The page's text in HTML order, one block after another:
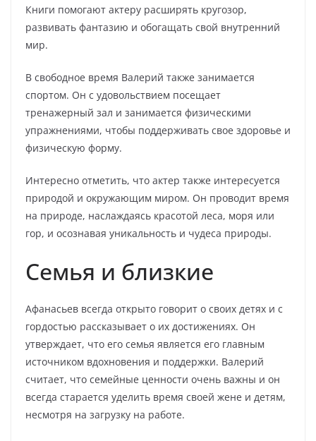
Книги помогают актеру расширять кругозор,
развивать фантазию и обогащать свой внутренний
мир.
В свободное время Валерий также занимается
спортом. Он с удовольствием посещает
тренажерный зал и занимается физическими
упражнениями, чтобы поддерживать свое здоровье и
физическую форму.
Интересно отметить, что актер также интересуется
природой и окружающим миром. Он проводит время
на природе, наслаждаясь красотой леса, моря или
гор, и осознавая уникальность и чудеса природы.
Семья и близкие
Афанасьев всегда открыто говорит о своих детях и с
гордостью рассказывает о их достижениях. Он
утверждает, что его семья является его главным
источником вдохновения и поддержки. Валерий
считает, что семейные ценности очень важны и он
всегда старается уделить время своей жене и детям,
несмотря на загрузку на работе.